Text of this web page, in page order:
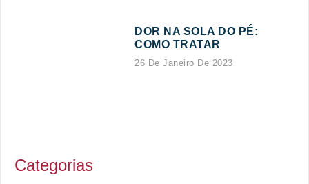
DOR NA SOLA DO PÉ:
COMO TRATAR
26 De Janeiro De 2023
Categorias